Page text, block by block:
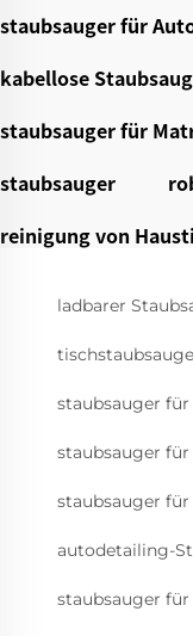
staubsauger für
kabellose
staubsauger für
staubsauger
reinigung von
ladbarer
staubsauger
staubsauger
staubsauger
autodetailing-
staubsauger